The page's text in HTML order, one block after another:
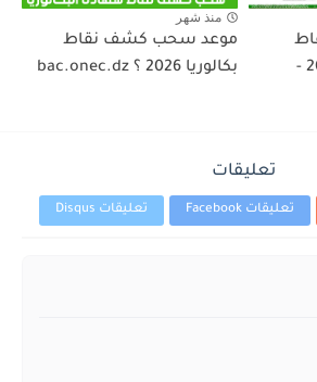
شهادة البكالوريا 2026 -
منذ شهر
موعد سحب كشف نقاط
بكالوريا 2026 ؟ bac.onec.dz
تعليقات
تعليقات Facebook تعليقات Disqus